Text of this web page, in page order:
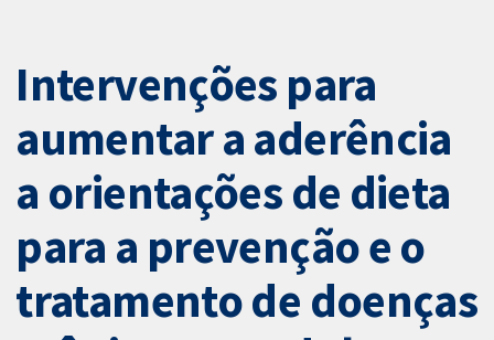
Intervenções para
aumentar a aderência
a orientações de dieta
para a prevenção e o
tratamento de doenças